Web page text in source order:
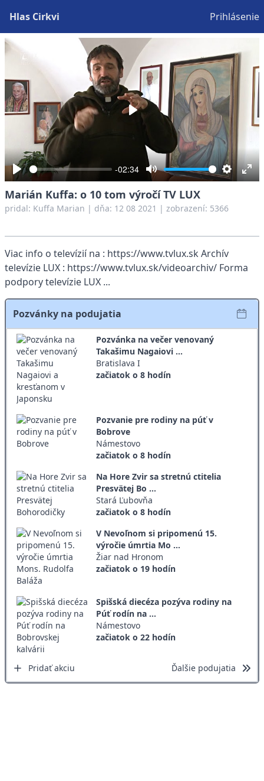
Hlas Cirkvi Prihlásenie
Play
-02:34
Mute Settings
Play
Marián Kuffa: o 10 tom výročí TV LUX
pridal: Kuffa Marian | dňa: 12 08 2021 | zobrazení: 5366
Viac info o televízií na : https://www.tvlux.sk Archív
televízie LUX : https://www.tvlux.sk/videoarchiv/ Forma
podpory televízie LUX ...
Pozvánky na podujatia
Pozvánka na večer venovaný
Takašimu Nagaiovi ...
Bratislava I
začiatok o 8 hodín
Pozvanie pre rodiny na púť v
Bobrove
Námestovo
začiatok o 8 hodín
Na Hore Zvir sa stretnú ctitelia
Presvätej Bo ...
Stará Ľubovňa
začiatok o 8 hodín
V Nevoľnom si pripomenú 15.
výročie úmrtia Mo ...
Žiar nad Hronom
začiatok o 19 hodín
Spišská diecéza pozýva rodiny na
Púť rodín na ...
Námestovo
začiatok o 22 hodín
Pridať akciu Ďalšie podujatia